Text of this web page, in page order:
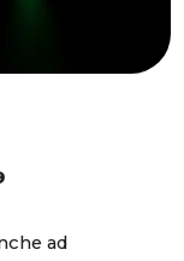
ad